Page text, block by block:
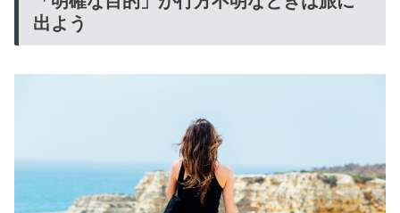
出よう